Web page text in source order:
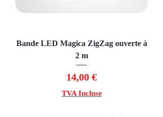
Bande LED Magica ZigZag ouverte à
2 m
Prix
14,00 €
TVA Incluse